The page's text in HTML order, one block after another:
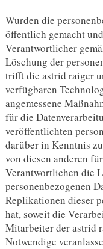
Wurden die
öffentlich gemacht
Verantwortlicher
Löschung der
trifft die astrid raiger
verfügbaren
angemessene
für die
veröffentlichten
darüber in Kenntnis
von diesen anderen
Verantwortlichen die
personenbezogenen
Replikationen dieser
hat, soweit die
Mitarbeiter der astrid
Notwendige